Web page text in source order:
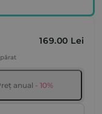
169.00 Lei
anual - 10%